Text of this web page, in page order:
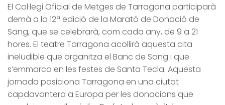
El Col·legi Oficial de Metges de Tarragona participarà
demà a la 12ª edició de la Marató de Donació de
Sang, que se celebrarà, com cada any, de 9 a 21
hores. El teatre Tarragona acollirà aquesta cita
ineludible que organitza el Banc de Sang i que
s’emmarca en les festes de Santa Tecla. Aquesta
jornada posiciona Tarragona en una ciutat
capdavantera a Europa per les donacions que